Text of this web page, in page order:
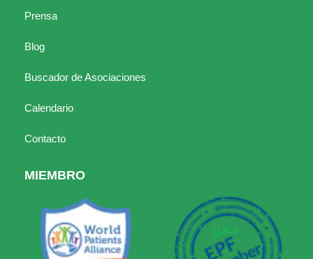
Prensa
Blog
Buscador de Asociaciones
Calendario
Contacto
MIEMBRO